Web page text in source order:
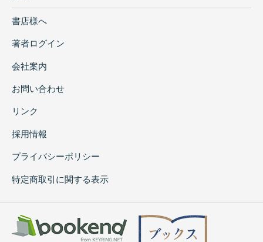
書店様へ
著者ログイン
会社案内
お問い合わせ
リンク
採用情報
プライバシーポリシー
特定商取引に関する表示